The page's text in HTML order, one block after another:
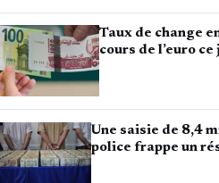
Taux de change
cours de l’euro
Une saisie de 8,4
police frappe un